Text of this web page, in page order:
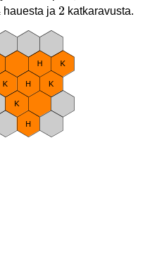
hauesta ja 2
2 katkaravusta.